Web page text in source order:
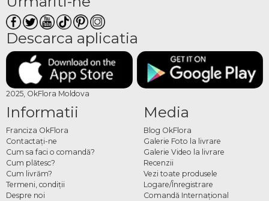
Descarca aplicatia
2025, OkFlora Moldova
Informatii
Franciza OkFlora
Contactaţi-ne
Cum sa faci o comandă?
Cum plătesc?
Cum livrăm?
Termeni, condiţii
Despre noi
Media
Blog OkFlora
Galerie Foto la livrare
Galerie Video la livrare
Recenzii
Vezi toate produsele
Logare/Înregistrare
Comandă Internațional